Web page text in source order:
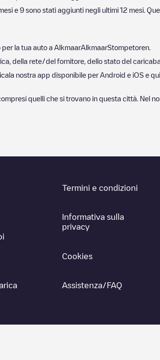
e 9 sono stati aggiunti negli ultimi 12 mesi.
la tua auto a AlkmaarAlkmaarStompetoren
della rete/del fornitore, dello stato del
nostra app disponibile per Android e iOS e
quelli che si trovano in questa città. Nel
Termini e condizioni
Informativa sulla
privacy
Cookies
Assistenza/FAQ